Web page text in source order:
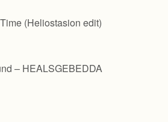
(Heliostasion edit)
– HEALSGEBEDDA